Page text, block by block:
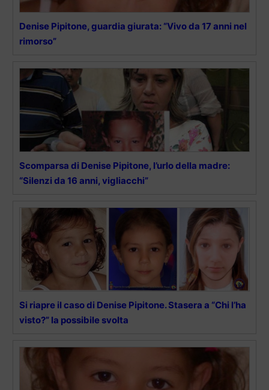
Denise Pipitone, guardia giurata: “Vivo da 17 anni nel
rimorso”
Scomparsa di Denise Pipitone, l’urlo della madre:
“Silenzi da 16 anni, vigliacchi”
Si riapre il caso di Denise Pipitone. Stasera a “Chi l’ha
visto?” la possibile svolta